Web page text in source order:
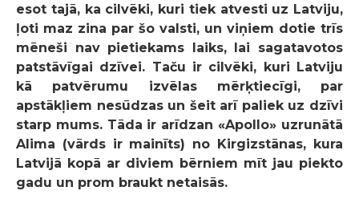
esot tajā, ka cilvēki, kuri tiek atvesti uz Latviju,
ļoti maz zina par šo valsti, un viņiem dotie trīs
mēneši nav pietiekams laiks, lai sagatavotos
patstāvīgai dzīvei. Taču ir cilvēki, kuri Latviju
kā patvērumu izvēlas mērķtiecīgi, par
apstākļiem nesūdzas un šeit arī paliek uz dzīvi
starp mums. Tāda ir arīdzan «Apollo» uzrunātā
Alima (vārds ir mainīts) no Kirgizstānas, kura
Latvijā kopā ar diviem bērniem mīt jau piekto
gadu un prom braukt netaisās.